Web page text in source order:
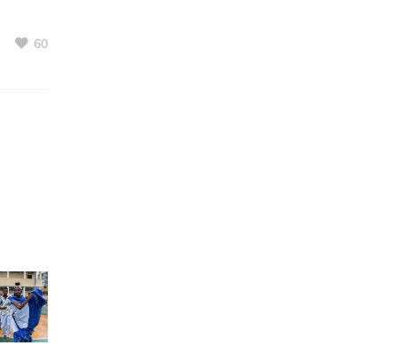
60